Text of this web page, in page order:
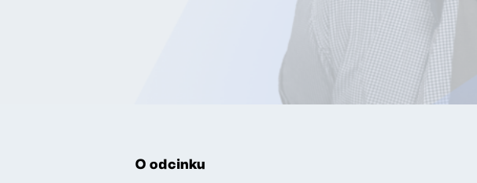
O odcinku